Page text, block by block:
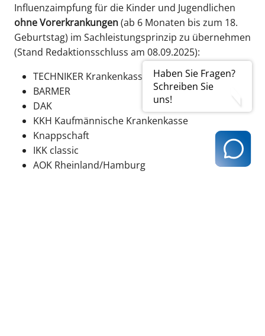
Haben Sie Fragen?
Schreiben Sie
uns!
Influenzaimpfung für die Kinder und Jugendlichen
ohne Vorerkrankungen(ab 6 Monaten bis zum 18.
Geburtstag) im Sachleistungsprinzip zu übernehmen
(Stand Redaktionsschluss am 08.09.2025):
TECHNIKER Krankenkasse
BARMER
DAK
KKH Kaufmännische Krankenkasse
Knappschaft
IKK classic
AOK Rheinland/Hamburg